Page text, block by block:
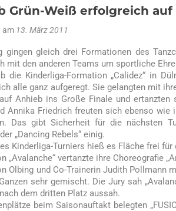
Grün-Weiß erfolgreich auf
am 13. März 2011
gingen gleich drei Formationen des
mit den anderen Teams um sportliche
die Kinderliga-Formation „Calidez“ in
alle ganz aufgeregt. Sie gelangten mit
Anhieb ins Große Finale und
Annika Friedrich freuten sich ebenso
Das gibt Sicherheit für die nächsten
„Dancing Rebels“ einig.
Kinderliga-Turniers hieß es Fläche frei für
„Avalanche“ vertanzte ihre Choreografie
Olbing und Co-Trainerin Judith Pollmann
sehr gemischt. Die Jury sah
dem dritten Platz aussah.
beim Saisonauftakt belegten